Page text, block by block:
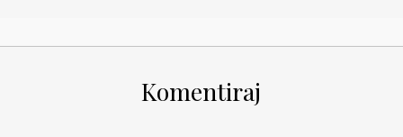
Komentiraj